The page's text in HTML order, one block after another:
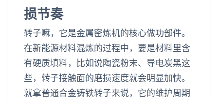
损节奏
转子嘛，它是金属密炼机的核心做功部件。
在新能源材料混炼的过程中，要是材料里含
有硬质填料，比如说陶瓷粉末、导电炭黑这
些，转子接触面的磨损速度就会明显加快。
就拿普通合金铸铁转子来说，它的维护周期